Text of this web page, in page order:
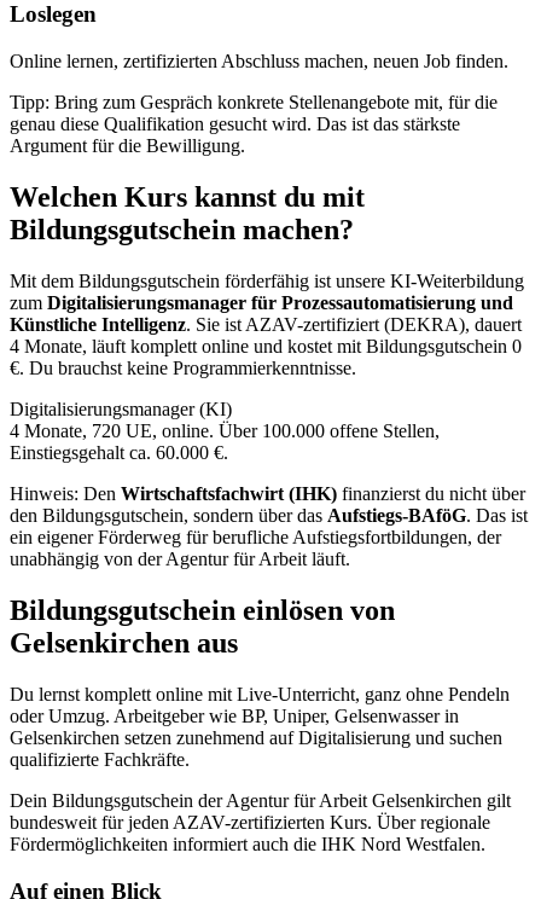
Loslegen
Online lernen, zertifizierten Abschluss machen, neuen Job finden.
Tipp: Bring zum Gespräch konkrete Stellenangebote mit, für die
genau diese Qualifikation gesucht wird. Das ist das stärkste
Argument für die Bewilligung.
Welchen Kurs kannst du mit
Bildungsgutschein machen?
Mit dem Bildungsgutschein förderfähig ist unsere KI-Weiterbildung
zum Digitalisierungsmanager für Prozessautomatisierung und
Künstliche Intelligenz. Sie ist AZAV-zertifiziert (DEKRA), dauert
4 Monate, läuft komplett online und kostet mit Bildungsgutschein 0
€. Du brauchst keine Programmierkenntnisse.
Digitalisierungsmanager (KI)
4 Monate, 720 UE, online. Über 100.000 offene Stellen,
Einstiegsgehalt ca. 60.000 €.
Hinweis: Den Wirtschaftsfachwirt (IHK) finanzierst du nicht über
den Bildungsgutschein, sondern über das Aufstiegs-BAföG. Das ist
ein eigener Förderweg für berufliche Aufstiegsfortbildungen, der
unabhängig von der Agentur für Arbeit läuft.
Bildungsgutschein einlösen von
Gelsenkirchen aus
Du lernst komplett online mit Live-Unterricht, ganz ohne Pendeln
oder Umzug. Arbeitgeber wie BP, Uniper, Gelsenwasser in
Gelsenkirchen setzen zunehmend auf Digitalisierung und suchen
qualifizierte Fachkräfte.
Dein Bildungsgutschein der Agentur für Arbeit Gelsenkirchen gilt
bundesweit für jeden AZAV-zertifizierten Kurs. Über regionale
Fördermöglichkeiten informiert auch die IHK Nord Westfalen.
Auf einen Blick